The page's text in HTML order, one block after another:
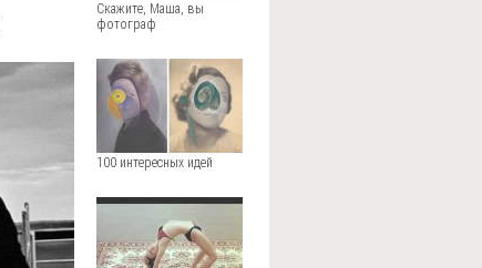
Скажите, Маша, вы
фотограф
100 интересных идей